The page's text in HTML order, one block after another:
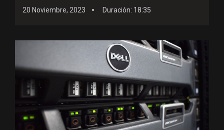
20 Noviembre, 2023 Duración: 18:35